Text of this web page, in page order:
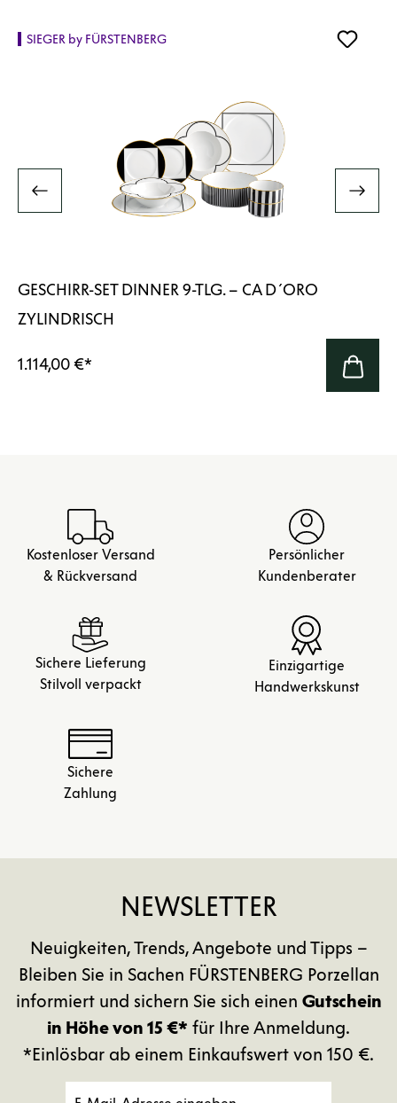
SIEGER by FÜRSTENBERG
GESCHIRR-SET DINNER 9-TLG. – CA D´ORO
ZYLINDRISCH
1.114,00 €*
Kostenloser Versand
& Rückversand
Persönlicher
Kundenberater
Sichere Lieferung
Stilvoll verpackt
Einzigartige
Handwerkskunst
Sichere
Zahlung
NEWSLETTER
Neuigkeiten, Trends, Angebote und Tipps –
Bleiben Sie in Sachen FÜRSTENBERG Porzellan
informiert und sichern Sie sich einen Gutschein
in Höhe von 15 €* für Ihre Anmeldung.
*Einlösbar ab einem Einkaufswert von 150 €.